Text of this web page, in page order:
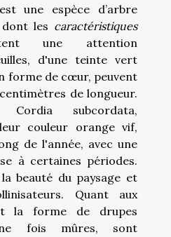
une espèce d’arbre
les caractéristiques
une attention
d'une teinte vert
forme de cœur, peuvent
de longueur.
subcordata,
couleur orange vif,
de l'année, avec une
à certaines périodes.
beauté du paysage et
Quant aux
la forme de drupes
fois mûres, sont